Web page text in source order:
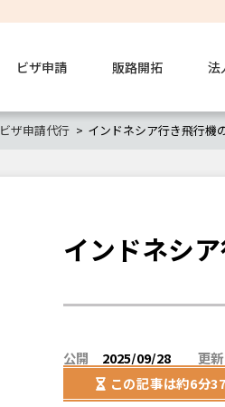
ビザ申請 販路開拓 法
ビザ申請代行 インドネシア行き飛行機
インドネシ
公開 2025/09/28 更新
この記事は約6分